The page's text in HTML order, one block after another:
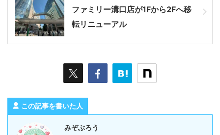
ファミリー溝口店が1Fから2Fへ移
転リニューアル
この記事を書いた人
みぞぶろう